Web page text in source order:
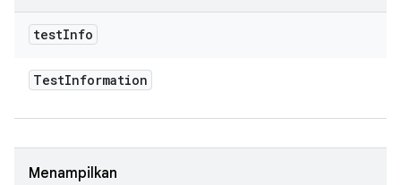
testInfo
TestInformation
Menampilkan